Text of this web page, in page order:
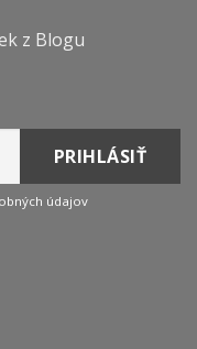
z Blogu
údajov